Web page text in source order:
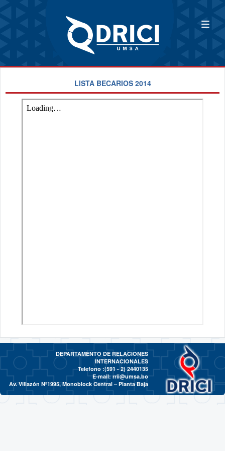
LISTA BECARIOS 2014
DEPARTAMENTO DE RELACIONES
INTERNACIONALES
Telefono :(591 - 2)2440135
E-mail:rrii@umsa.bo
Av. Villazón Nº1995, Monoblock Central – Planta Baja